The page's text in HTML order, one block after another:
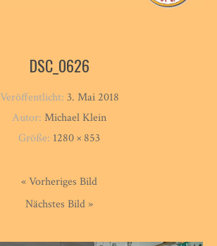
DSC_0626
Veröffentlicht: 3. Mai 2018
Autor: Michael Klein
Größe: 1280 × 853
« Vorheriges Bild
Nächstes Bild »